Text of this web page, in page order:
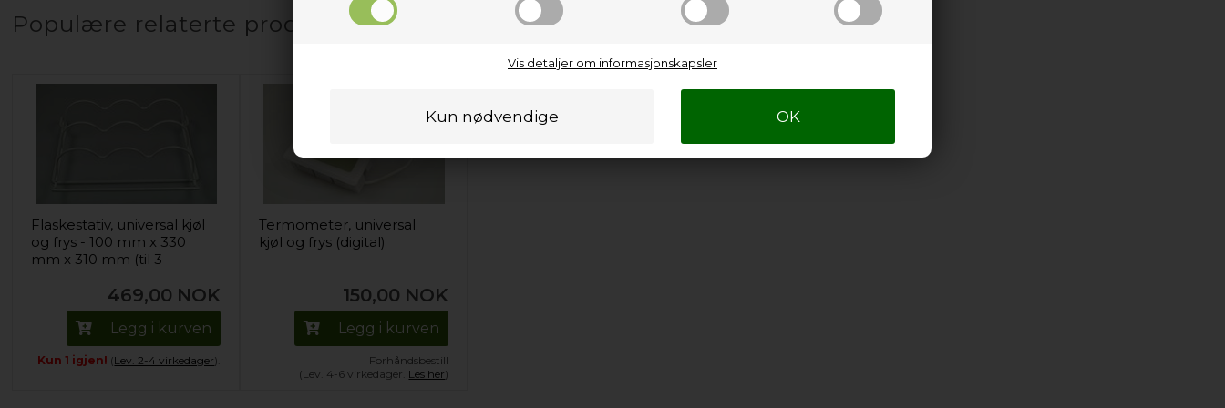
Vis detaljer om informasjonskapsler
Populære relaterte produkter
Flaskestativ, universal kjøl
og frys - 100 mm x 330
mm x 310 mm (til 3
469,00 NOK
Legg i kurven
Kun 1 igjen! (Lev. 2-4 virkedager).
Termometer, universal
kjøl og frys (digital)
150,00 NOK
Legg i kurven
Forhåndsbestill
(Lev. 4-6 virkedager. Les her)